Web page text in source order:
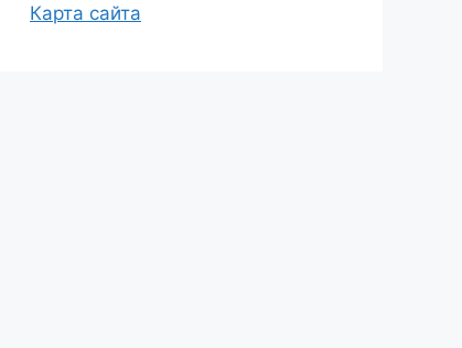
Карта сайта